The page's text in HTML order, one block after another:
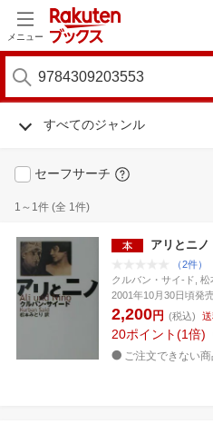
メニュー
すべてのジャンル
セーフサーチ
1～1件 (全 1件)
アリとニノ
（2件）
クルバン・サイ-ド, 松
2001年10月30日頃発
2,200円 (税込)
20ポイント 1倍
ご注文できない商